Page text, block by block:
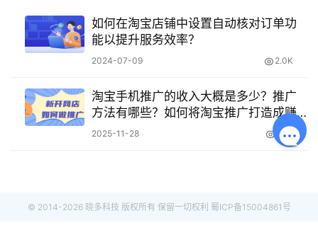
如何在淘宝店铺中设置自动核对订单功
能以提升服务效率？
2024-07-09 2.0K
淘宝手机推广的收入大概是多少？推广
方法有哪些？如何将淘宝推广打造成赚
钱副业？从佣金体系、渠道选择到流量
2025-11-28 334
© 2014-2026 晓多科技 版权所有 保留一切权利 蜀ICP备15004861号